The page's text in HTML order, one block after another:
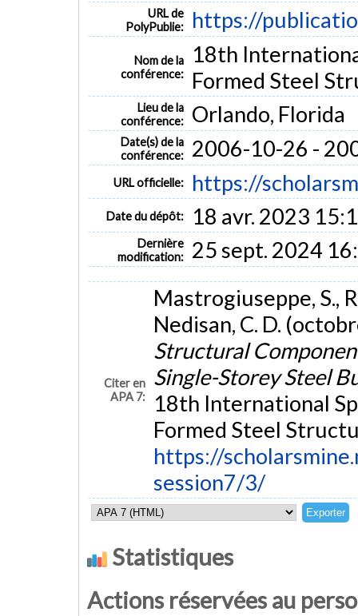
URL de
PolyPublie:
https://
Nom de la
conférence:
18th
Formed Steel
Lieu de la
conférence:
Orlando, Florida
Date(s) de la
conférence:
2006-10-26 -
URL officielle: https://
Date du dépôt: 18 avr. 2023
Dernière
modification:
25 sept. 2024
Citer en
APA 7:
Mastrogiuseppe, S.,
Nedisan, C. D.
Structural
Single-Storey Steel
18th International
Formed Steel
https://
session7/3/
Statistiques
Actions réservées au